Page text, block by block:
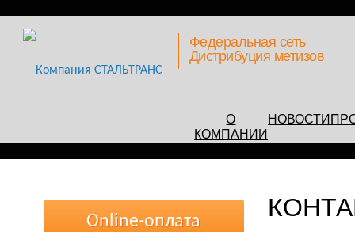
Федеральная сеть
Дистрибуция метизов
О
КОМПАНИИ
НОВОСТИ
Online-оплата